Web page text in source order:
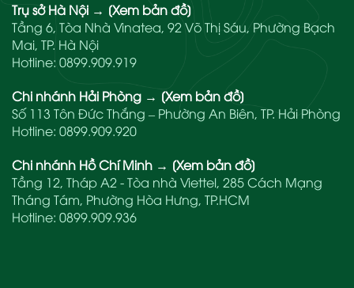
Trụ sở Hà Nội → [Xem bản đồ]
Tầng 6, Tòa Nhà Vinatea, 92 Võ Thị Sáu, Phường Bạch
Mai, TP. Hà Nội
Hotline: 0899.909.919
Chi nhánh Hải Phòng → [Xem bản đồ]
Số 113 Tôn Đức Thắng – Phường An Biên, TP. Hải Phòng
Hotline: 0899.909.920
Chi nhánh Hồ Chí Minh → [Xem bản đồ]
Tầng 12, Tháp A2 - Tòa nhà Viettel, 285 Cách Mạng
Tháng Tám, Phường Hòa Hưng, TP.HCM
Hotline: 0899.909.936